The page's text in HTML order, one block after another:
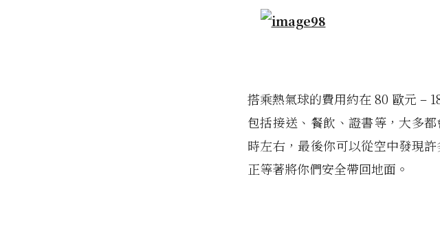
搭乘熱氣球的費用約在 80 歐元 –
包括接送、餐飲、證書等，大多
時左右，最後你可以從空中發現
正等著將你們安全帶回地面。